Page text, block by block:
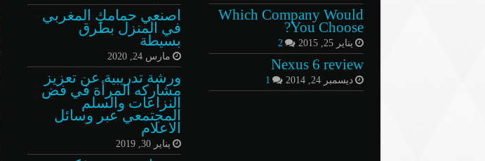
Which Company Would
You Choose?
يناير 25, 2015 2
Nexus 6 review
ديسمبر 24, 2014 1
اصنعي حمامكِ المغربي
في المنزل بطرق
بسيطة
مارس 24, 2020
ورشة تدريبية عن تعزيز
مشاركه المرأة في فض
النزاعات والسلم
المجتمعي عبر وسائل
الاعلام
يناير 30, 2019